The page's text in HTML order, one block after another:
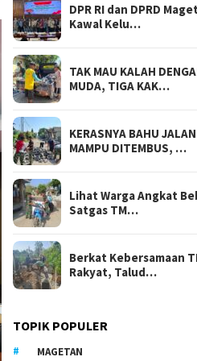
DPR RI dan DPRD
Kawal Kelu…
TAK MAU KALAH
MUDA, TIGA KAK…
KERASNYA BAHU
MAMPU DITEMBUS, …
Lihat Warga Angkat
Satgas TM…
Berkat Kebersamaan
Rakyat, Talud…
TOPIK POPULER
MAGETAN